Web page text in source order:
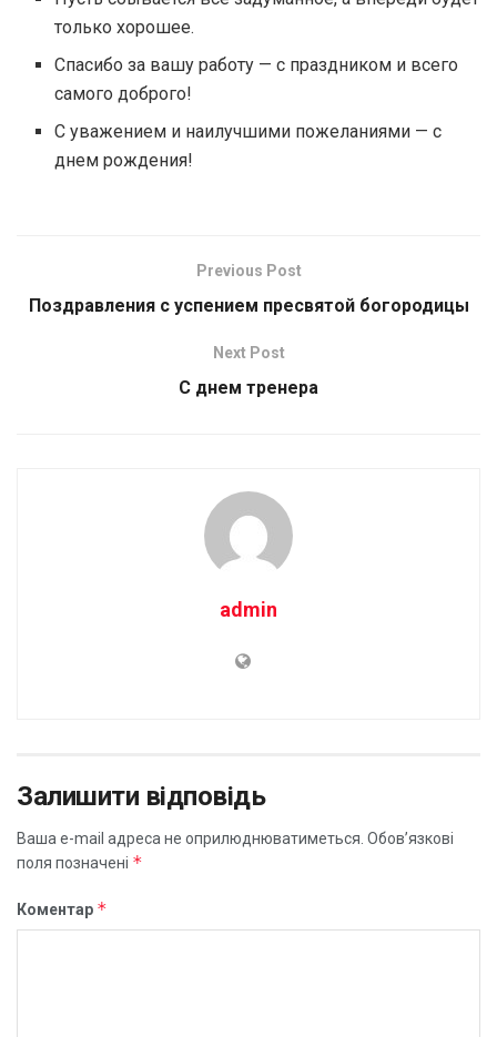
только хорошее.
Спасибо за вашу работу — с праздником и всего
самого доброго!
С уважением и наилучшими пожеланиями — с
днем рождения!
Previous Post
Поздравления с успением пресвятой богородицы
Next Post
С днем тренера
admin
Залишити відповідь
Ваша e-mail адреса не оприлюднюватиметься. Обов’язкові
поля позначені *
Коментар *